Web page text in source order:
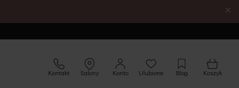
×
Kontakt Salony Konto Ulubione Blog Koszyk